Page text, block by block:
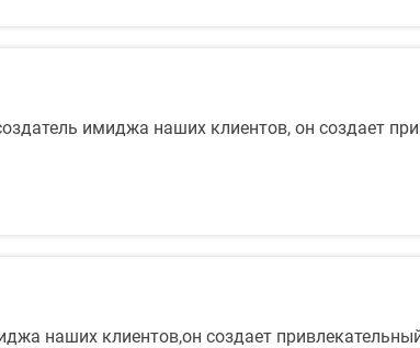
имиджа наших клиентов, он создает
наших клиентов,он создает